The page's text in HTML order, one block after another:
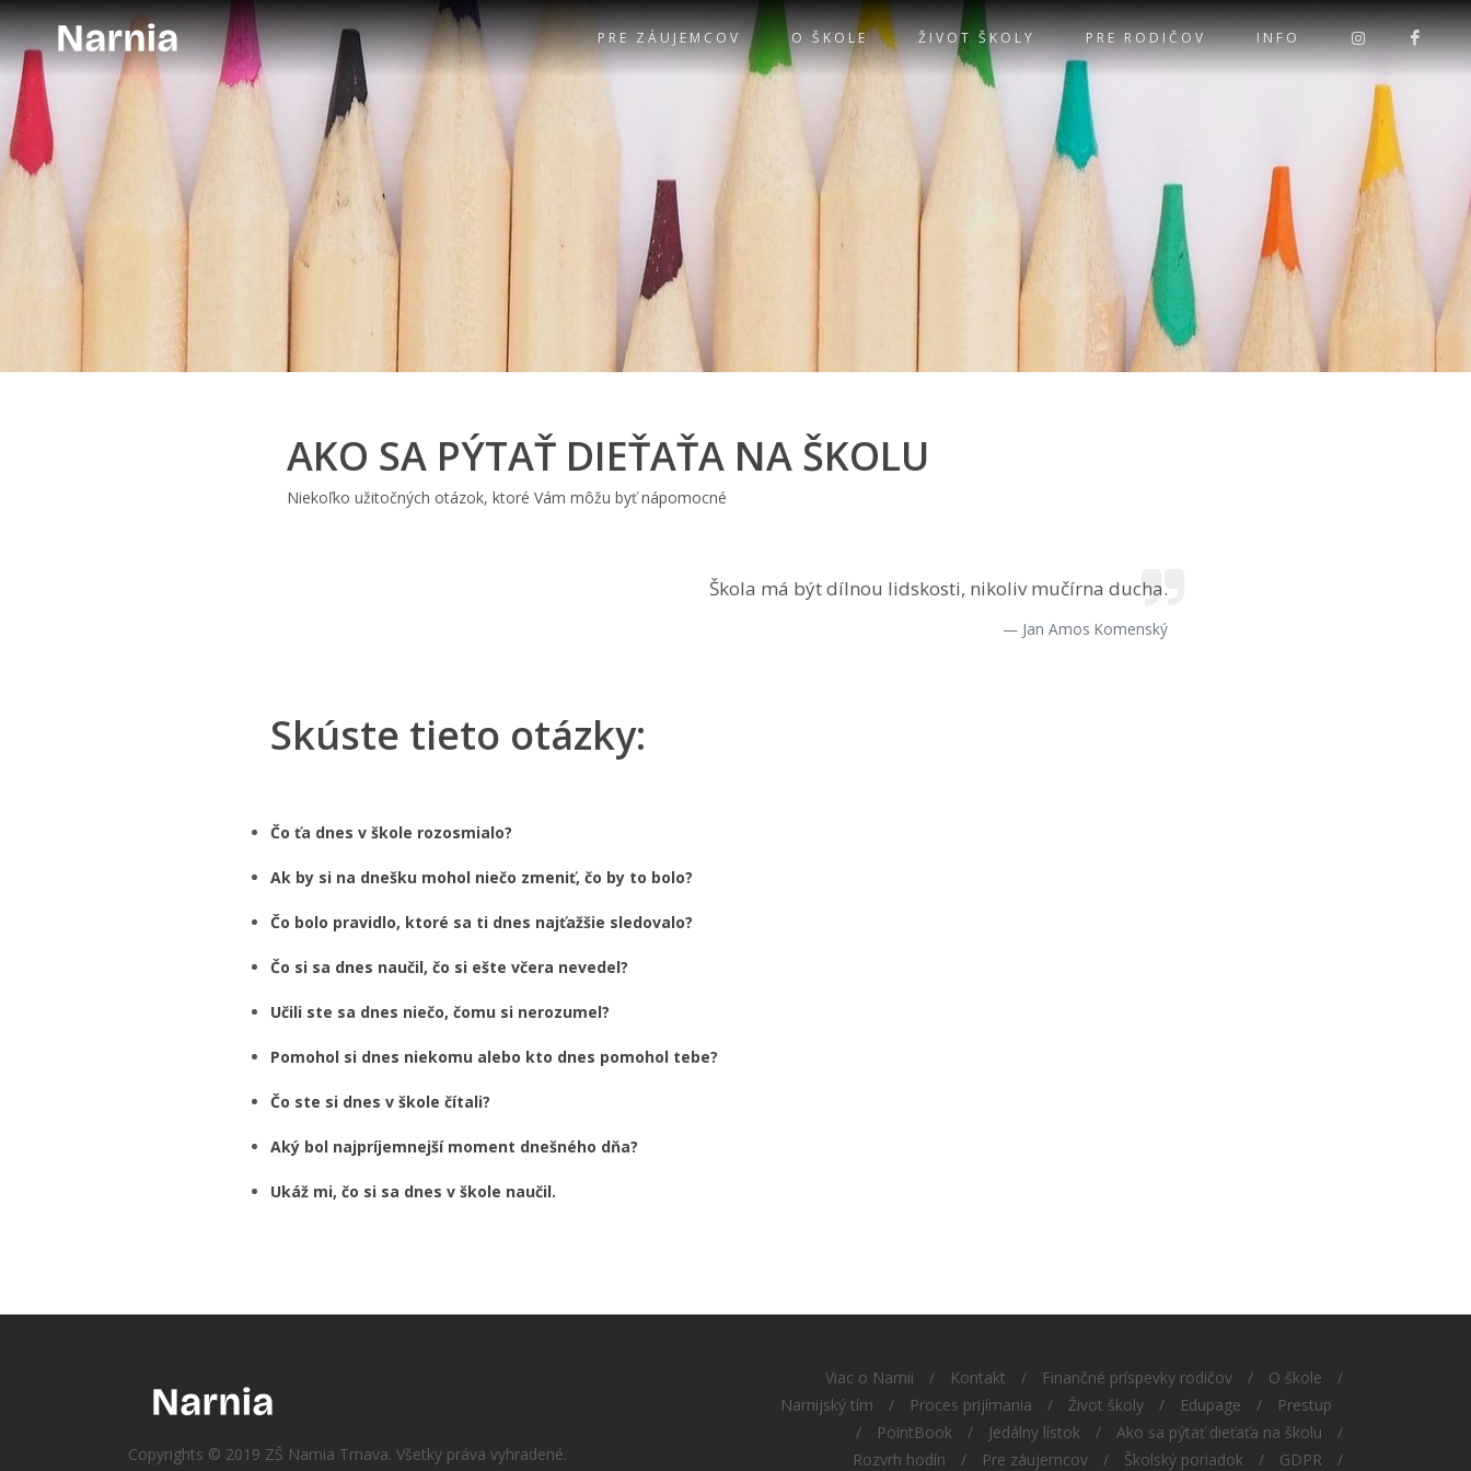
PRE ZÁUJEMCOV O ŠKOLE ŽIVOT ŠKOLY PRE RODIČOV INFO
AKO SA PÝTAŤ DIEŤAŤA NA ŠKOLU
Niekoľko užitočných otázok, ktoré Vám môžu byť nápomocné
Škola má být dílnou lidskosti, nikoliv mučírna ducha.
Jan Amos Komenský
Skúste tieto otázky:
Čo ťa dnes v škole rozosmialo?
Ak by si na dnešku mohol niečo zmeniť, čo by to bolo?
Čo bolo pravidlo, ktoré sa ti dnes najťažšie sledovalo?
Čo si sa dnes naučil, čo si ešte včera nevedel?
Učili ste sa dnes niečo, čomu si nerozumel?
Pomohol si dnes niekomu alebo kto dnes pomohol tebe?
Čo ste si dnes v škole čítali?
Aký bol najpríjemnejší moment dnešného dňa?
Ukáž mi, čo si sa dnes v škole naučil.
Copyrights © 2019 ZŠ Narnia Trnava. Všetky práva vyhradené.
Viac o Narnii / Kontakt / Finančné príspevky rodičov / O škole
/
Narnijský tím
/ Proces prijímania / Život školy / Edupage /
Prestup
/
PointBook / Jedálny lístok / Ako sa pýtať dieťaťa na školu
/
Rozvrh hodín
/ Pre záujemcov / Školský poriadok / GDPR /